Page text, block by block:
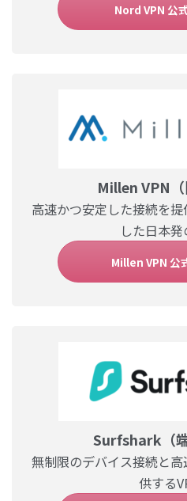
Nord VPN 公
Millen VPN（
高速かつ安定した接続を
した日本発
Millen VPN 公
Surfshark（端
無制限のデバイス接続と
供する